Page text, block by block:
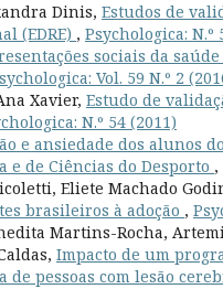
Dinis, Estudos de
(EDRE) , Psychologica: N.º
sociais da
Vol. 59 N.º 2
Xavier, Estudo de
N.º 54 (2011)
e ansiedade dos alunos
e de Ciências do Desporto ,
Eliete Machado
brasileiros à adoção ,
Martins-Rocha,
Impacto de um
pessoas com lesão